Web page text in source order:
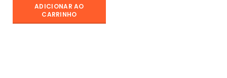
ADICIONAR AO
CARRINHO